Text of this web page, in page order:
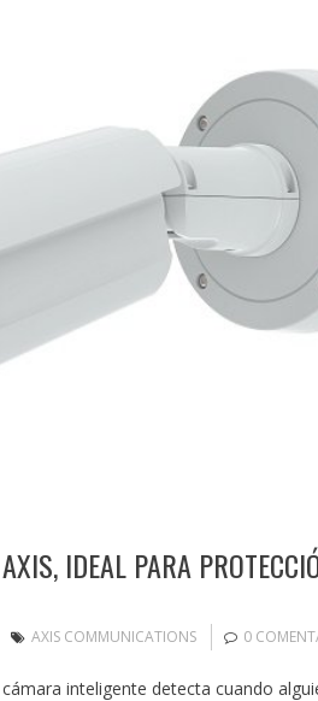
IDEAL PARA
AXIS COMMUNICATIONS 0
inteligente detecta cuando